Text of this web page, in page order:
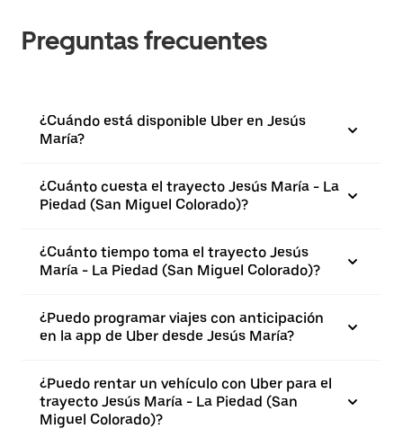
Preguntas frecuentes
¿Cuándo está disponible Uber en Jesús
María?
¿Cuánto cuesta el trayecto Jesús María - La
Piedad (San Miguel Colorado)?
¿Cuánto tiempo toma el trayecto Jesús
María - La Piedad (San Miguel Colorado)?
¿Puedo programar viajes con anticipación
en la app de Uber desde Jesús María?
¿Puedo rentar un vehículo con Uber para el
trayecto Jesús María - La Piedad (San
Miguel Colorado)?